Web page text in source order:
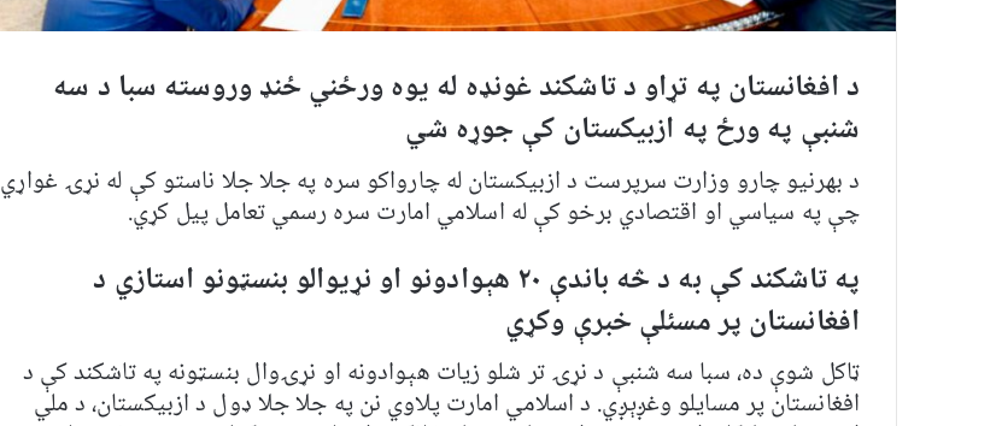
د افغانستان په تړاو د تاشکند غونډه له یوه ورځني ځنډ وروسته سبا د سه
شنبې په ورځ په ازبیکستان کې جوړه شي
د بهرنیو چارو وزارت سرپرست د ازبیکستان له چارواکو سره په جلا جلا ناستو کې له نړۍ غواړي
چې په سیاسي او اقتصادي برخو کې له اسلامي امارت سره رسمي تعامل پیل کړي.
په تاشکند کې به د څه باندې ۲۰ هېوادونو او نړیوالو بنسټونو استازي د
افغانستان پر مسئلې خبرې وکړي
ټاکل شوې ده، سبا سه شنبې د نړۍ تر شلو زیات هېوادونه او نړۍوال بنسټونه په تاشکند کې د
افغانستان پر مسایلو وغږېږي. د اسلامي امارت پلاوي نن په جلا جلا ډول د ازبیکستان، د ملي